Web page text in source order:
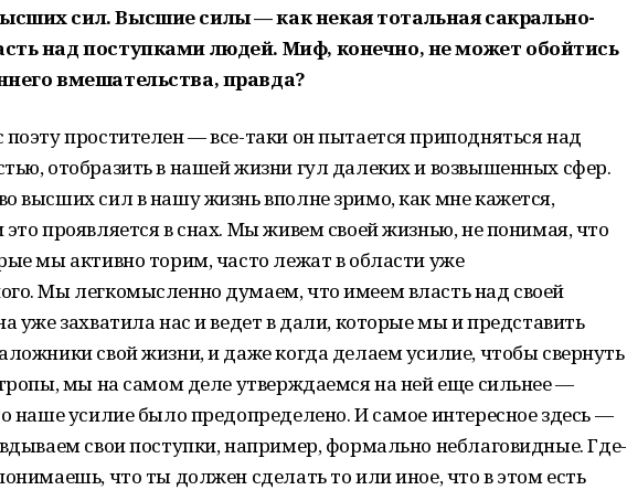
сил. Высшие силы — как некая тотальная сакрально-
над поступками людей. Миф, конечно, не может обойтись
вмешательства, правда?
простителен — все-таки он пытается приподняться над
отобразить в нашей жизни гул далеких и возвышенных сфер.
высших сил в нашу жизнь вполне зримо, как мне кажется,
проявляется в снах. Мы живем своей жизнью, не понимая, что
мы активно торим, часто лежат в области уже
Мы легкомысленно думаем, что имеем власть над своей
уже захватила нас и ведет в дали, которые мы и представить
свой жизни, и даже когда делаем усилие, чтобы свернуть
мы на самом деле утверждаемся на ней еще сильнее —
наше усилие было предопределено. И самое интересное здесь —
свои поступки, например, формально неблаговидные. Где-
что ты должен сделать то или иное, что в этом есть